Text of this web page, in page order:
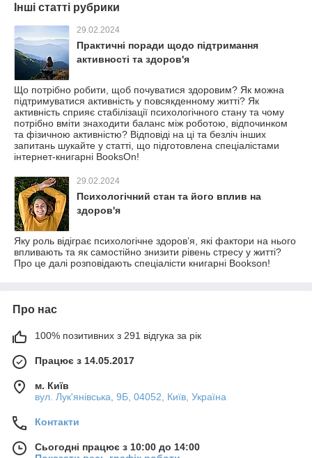
Інші статті рубрики
29.02.2024
Практичні поради щодо підтримання
активності та здоров'я
Що потрібно робити, щоб почуватися здоровим? Як можна
підтримуватися активність у повсякденному житті? Як
активність сприяє стабілізації психологічного стану та чому
потрібно вміти знаходити баланс між роботою, відпочинком
та фізичною активністю? Відповіді на ці та безліч інших
запитань шукайте у статті, що підготовлена спеціалістами
інтернет-книгарні BooksOn!
29.02.2024
Психологічний стан та його вплив на
здоров'я
Яку роль відіграє психологічне здоров’я, які фактори на нього
впливають та як самостійно знизити рівень стресу у житті?
Про це далі розповідають спеціалісти книгарні Bookson!
Про нас
100% позитивних з 291 відгука за рік
Працює з 14.05.2017
м. Київ
вул. Лук'янівська, 9Б, 04052, Київ, Україна
Контакти
Сьогодні працює з 10:00 до 14:00